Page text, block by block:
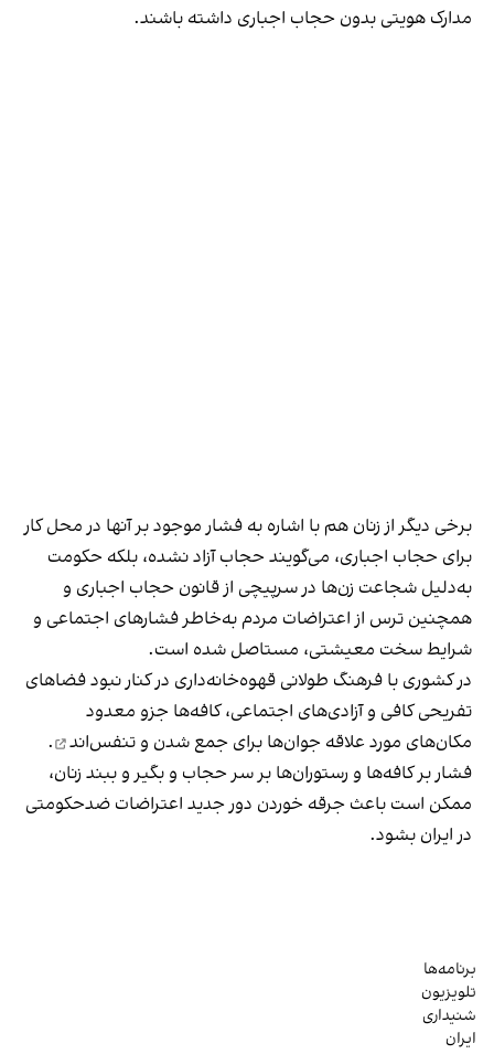
مدارک هویتی بدون حجاب اجباری داشته باشند.
برخی دیگر از زنان هم با اشاره به فشار موجود بر آنها در محل کار
برای حجاب اجباری، می‌گویند حجاب آزاد نشده، بلکه حکومت
به‌دلیل شجاعت زن‌ها در سرپیچی از قانون حجاب اجباری و
همچنین ترس از اعتراضات مردم به‌خاطر فشارهای اجتماعی و
شرایط سخت معیشتی، مستاصل شده است.
در کشوری با فرهنگ طولانی قهوه‌‌خانه‌داری در کنار نبود فضاهای
تفریحی کافی و آزادی‌های اجتماعی، کافه‌ها جزو معدود
مکان‌های مورد علاقه جوان‌ها برای جمع شدن و تنفس‌اند
.
فشار بر کافه‌ها و رستوران‌ها بر سر حجاب و بگیر و ببند زنان،
ممکن است باعث جرقه خوردن دور جدید اعتراضات ضدحکومتی
در ایران بشود.
برنامه‌ها
تلویزیون
شنیداری
ایران